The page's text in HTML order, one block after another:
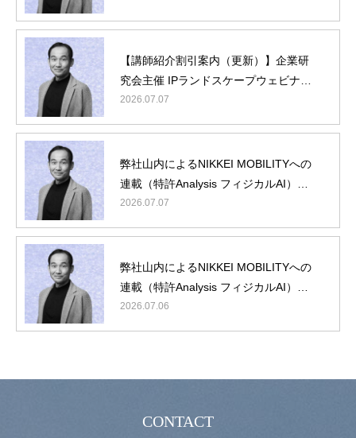
【講師紹介割引案内（更新）】企業研
究会主催 IPランドスケープウェビナー
『フィジカルAI編』に弊社山内が登壇
2026.07.07
弊社山内によるNIKKEI MOBILITYへの
連載（特許Analysis フィジカルAI）第5
回/最終回
2026.07.07
弊社山内によるNIKKEI MOBILITYへの
連載（特許Analysis フィジカルAI）第4
回
2026.07.06
CONTACT
理念・概要
最新ニュース
役員・顧問紹介
IPランドスケープとは